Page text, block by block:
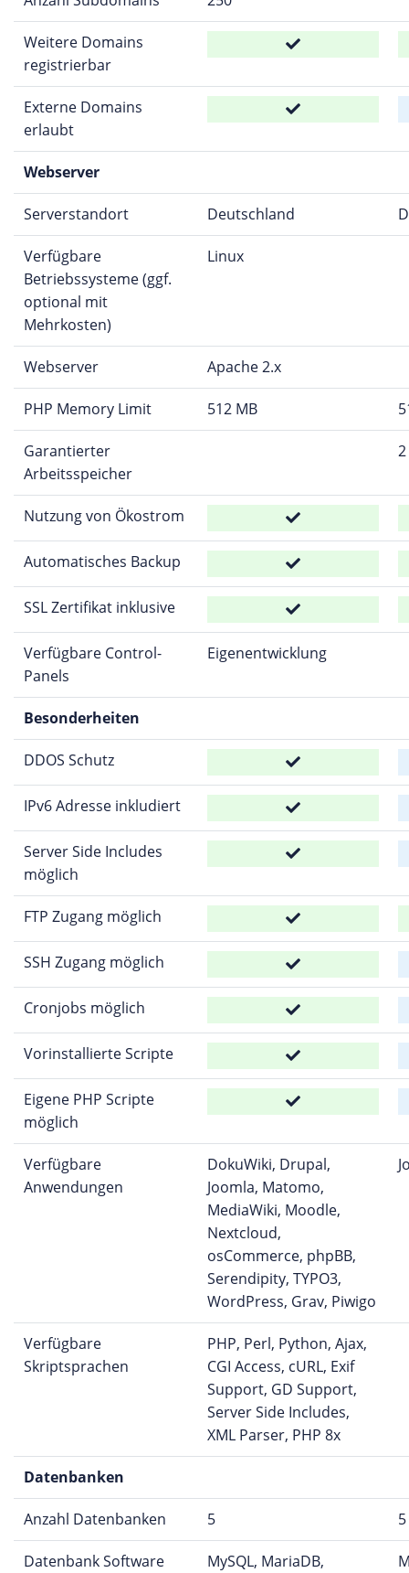
Weitere Domains
registrierbar
Externe Domains
erlaubt
Webserver
Serverstandort Deutschland
Verfügbare
Betriebssysteme (ggf.
optional mit
Mehrkosten)
Linux
Webserver Apache 2.x
PHP Memory Limit 512 MB
Garantierter
Arbeitsspeicher
Nutzung von Ökostrom
Automatisches Backup
SSL Zertifikat inklusive
Verfügbare Control-
Panels
Eigenentwicklung
Besonderheiten
DDOS Schutz
IPv6 Adresse inkludiert
Server Side Includes
möglich
FTP Zugang möglich
SSH Zugang möglich
Cronjobs möglich
Vorinstallierte Scripte
Eigene PHP Scripte
möglich
Verfügbare
Anwendungen
DokuWiki, Drupal,
Joomla, Matomo,
MediaWiki, Moodle,
Nextcloud,
osCommerce, phpBB,
Serendipity, TYPO3,
WordPress, Grav, Piwigo
Verfügbare
Skriptsprachen
PHP, Perl, Python, Ajax,
CGI Access, cURL, Exif
Support, GD Support,
Server Side Includes,
XML Parser, PHP 8x
Datenbanken
Anzahl Datenbanken 5 5
Datenbank Software
MySQL, MariaDB,